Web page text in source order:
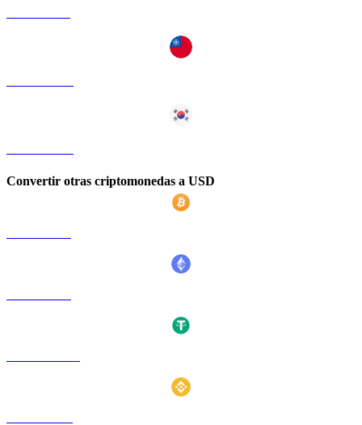
Convertir otras criptomonedas a USD